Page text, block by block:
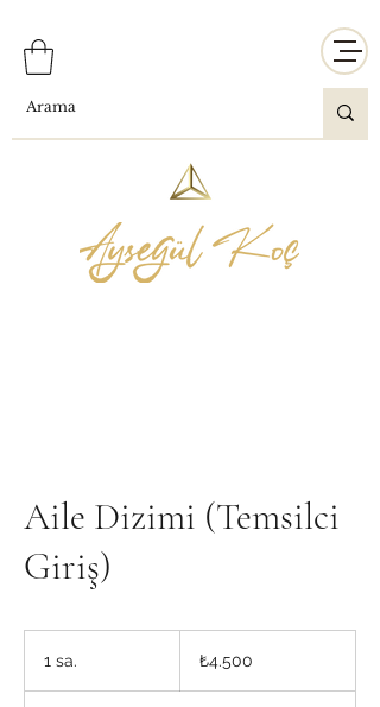
Aile Dizimi (Temsilci
Giriş)
1 sa.
Türk
lirası₺4.500